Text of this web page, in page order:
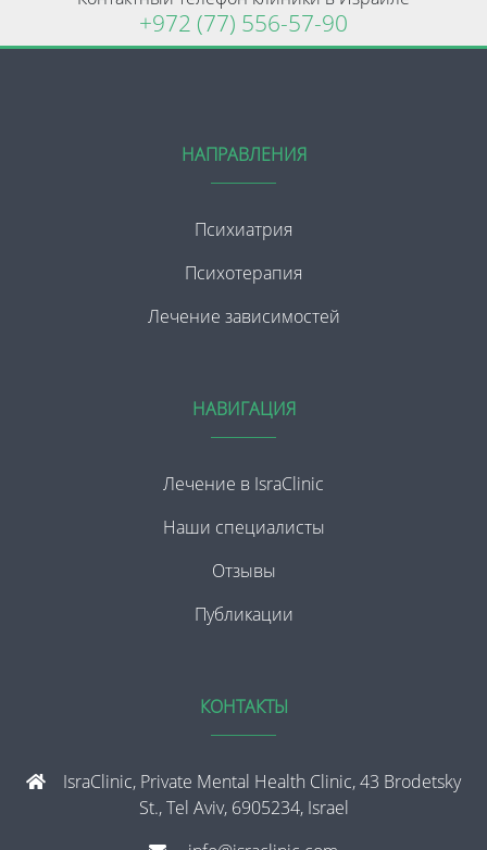
+972 (77) 556-57-90
НАПРАВЛЕНИЯ
Психиатрия
Психотерапия
Лечение зависимостей
НАВИГАЦИЯ
Лечение в IsraClinic
Наши специалисты
Отзывы
Публикации
КОНТАКТЫ
IsraClinic, Private Mental Health Clinic, 43 Brodetsky
St., Tel Aviv, 6905234, Israel